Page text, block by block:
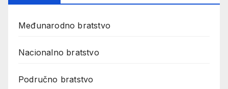
Međunarodno bratstvo
Nacionalno bratstvo
Područno bratstvo